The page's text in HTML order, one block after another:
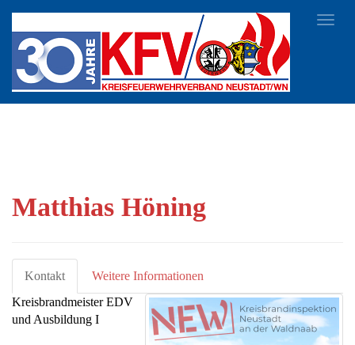
Matthias Höning
Kontakt
Weitere Informationen
Kreisbrandmeister EDV
und Ausbildung I